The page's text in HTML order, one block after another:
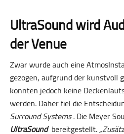
UltraSound wird
der Venue
Zwar wurde auch eine
gezogen, aufgrund der kunstvoll
konnten jedoch keine
werden. Daher fiel die
Surround Systems. Die Meyer
UltraSoundbereitgestellt.